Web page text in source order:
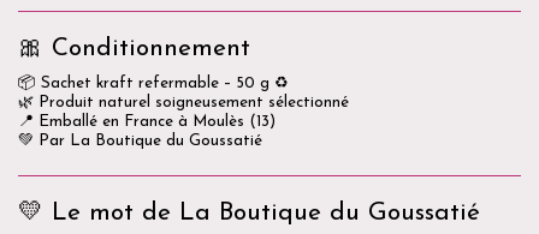
🎀 Conditionnement
📦 Sachet kraft refermable – 50 g ♻️
🌿 Produit naturel soigneusement sélectionné
📍 Emballé en France à Moulès (13)
💚 Par La Boutique du Goussatié
💛 Le mot de La Boutique du Goussatié